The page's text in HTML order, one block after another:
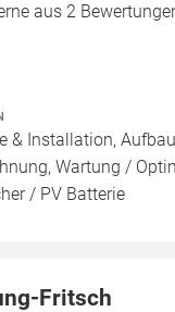
aus 2
& Installation,
Wartung /
/ PV Batterie
Fritsch